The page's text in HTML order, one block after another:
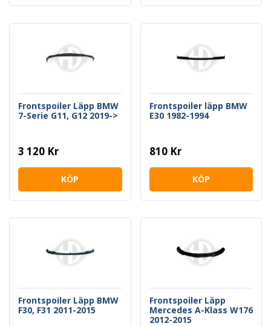
Frontspoiler Läpp BMW
7-Serie G11, G12 2019->
3 120 Kr
KÖP
Frontspoiler läpp BMW
E30 1982-1994
810 Kr
KÖP
Frontspoiler Läpp BMW
F30, F31 2011-2015
Frontspoiler Läpp
Mercedes A-Klass W176
2012-2015